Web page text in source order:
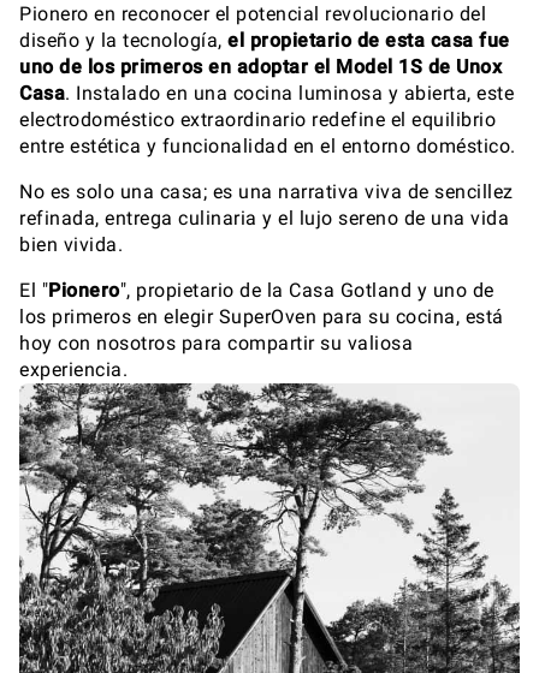
Pionero en reconocer el potencial revolucionario del
diseño y la tecnología, el propietario de esta casa fue
uno de los primeros en adoptar el Model 1S de Unox
Casa. Instalado en una cocina luminosa y abierta, este
electrodoméstico extraordinario redefine el equilibrio
entre estética y funcionalidad en el entorno doméstico.
No es solo una casa; es una narrativa viva de sencillez
refinada, entrega culinaria y el lujo sereno de una vida
bien vivida.
El "Pionero", propietario de la Casa Gotland y uno de
los primeros en elegir SuperOven para su cocina, está
hoy con nosotros para compartir su valiosa
experiencia.